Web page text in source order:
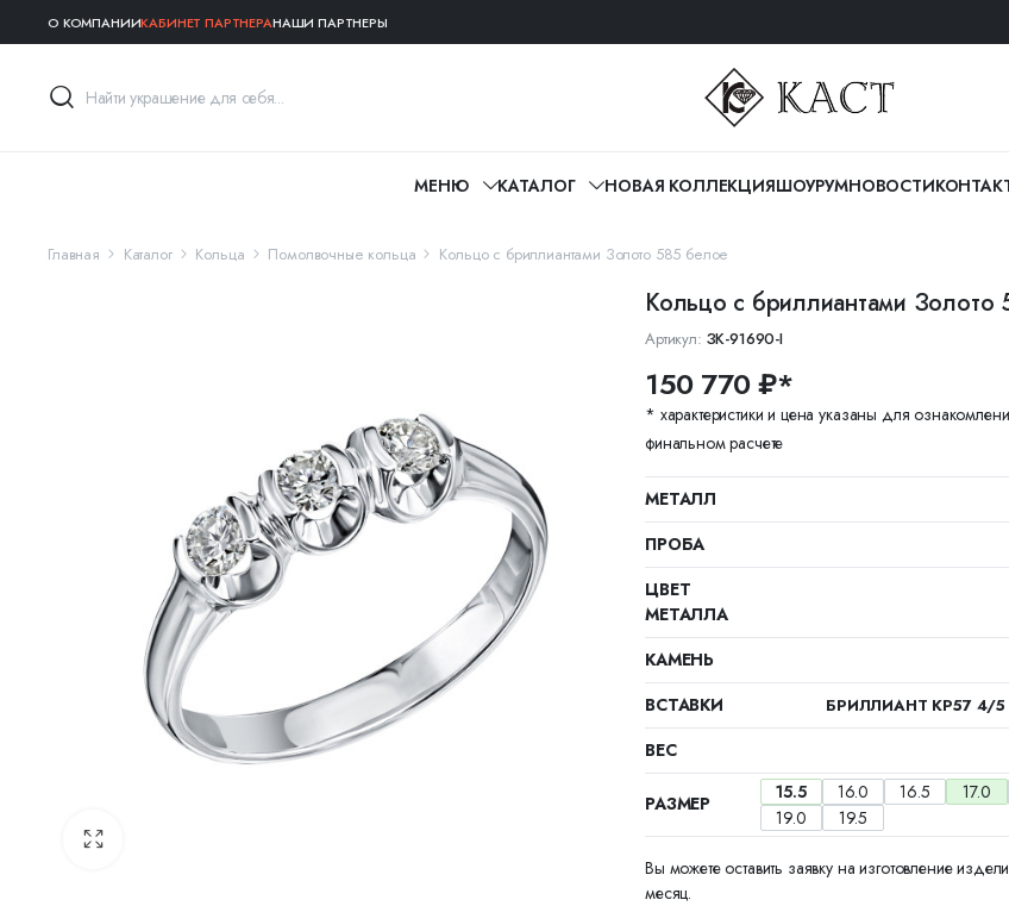
О КОМПАНИИКАБИНЕТ ПАРТНЕРАНАШИ ПАРТНЕРЫ
МЕНЮ КАТАЛОГ НОВАЯ КОЛЛЕКЦИЯШОУРУМНОВОСТИ
Главная Каталог Кольца Помолвочные кольца Кольцо с бриллиантами Золото 585 белое
Кольцо с бриллиантами Золото
Артикул: ЗК-91690-I
150 770 ₽*
* характеристики и цена указаны для
финальном расчете
МЕТАЛЛ
ПРОБА
ЦВЕТ
МЕТАЛЛА
КАМЕНЬ
ВСТАВКИ БРИЛЛИАНТ КР57 4/
ВЕС
РАЗМЕР 15.5 16.0 16.5 17.0
19.0
19.5
Вы можете оставить заявку на изготовление
месяц.